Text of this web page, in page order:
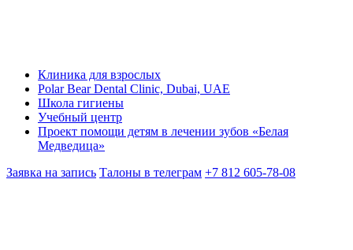
Клиника для взрослых
Polar Bear Dental Clinic, Dubai, UAE
Школа гигиены
Учебный центр
Проект помощи детям в лечении зубов «Белая
Медведица»
Заявка на запись Талоны в телеграм +7 812 605-78-08